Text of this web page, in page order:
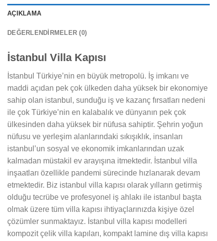
AÇIKLAMA
DEĞERLENDIRMELER (0)
İstanbul Villa Kapısı
İstanbul Türkiye’nin en büyük metropolü. İş imkanı ve
maddi açıdan pek çok ülkeden daha yüksek bir ekonomiye
sahip olan istanbul, sunduğu iş ve kazanç fırsatları nedeni
ile çok Türkiye’nin en kalabalık ve dünyanın pek çok
ülkesinden daha yüksek bir nüfusa sahiptir. Şehrin yoğun
nüfusu ve yerleşim alanlarındaki sıkışıklık, insanları
istanbul’un sosyal ve ekonomik imkanlarından uzak
kalmadan müstakil ev arayışına itmektedir. İstanbul villa
inşaatları özellikle pandemi sürecinde hızlanarak devam
etmektedir. Biz istanbul villa kapısı olarak yılların getirmiş
olduğu tecrübe ve profesyonel iş ahlakı ile istanbul başta
olmak üzere tüm villa kapısı ihtiyaçlarınızda kişiye özel
çözümler sunmaktayız. İstanbul villa kapısı modelleri
kompozit çelik villa kapıları, kompakt lamine dış villa kapısı